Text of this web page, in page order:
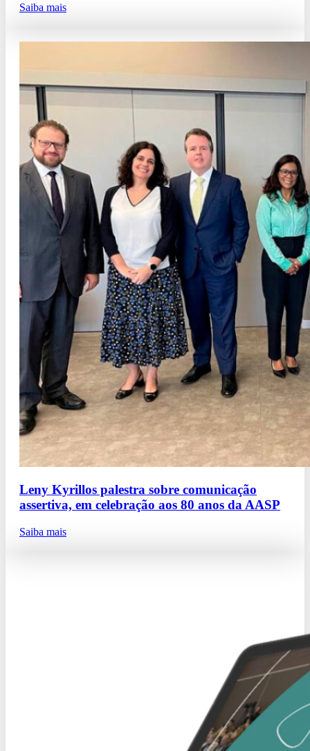
Saiba mais
Leny Kyrillos palestra sobre comunicação
assertiva, em celebração aos 80 anos da AASP
Saiba mais